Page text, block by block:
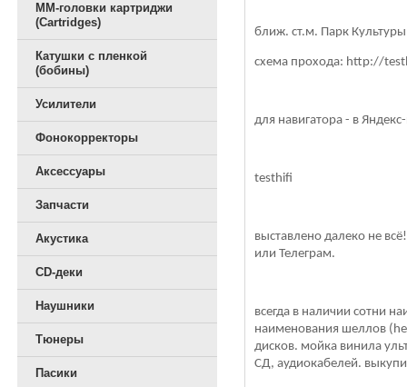
ММ-головки картриджи
(Cartridges)
Катушки с пленкой
(бобины)
Усилители
Фонокорректоры
Аксессуары
Запчасти
Акустика
CD-деки
Наушники
Тюнеры
Пасики
ближ. ст.м. Парк
схема прохода: http://
для навигатора - в
testhifi
выставлено далеко не
или Телеграм.
всегда в наличии сотни
наименования шеллов
дисков. мойка винила
СД, аудиокабелей.